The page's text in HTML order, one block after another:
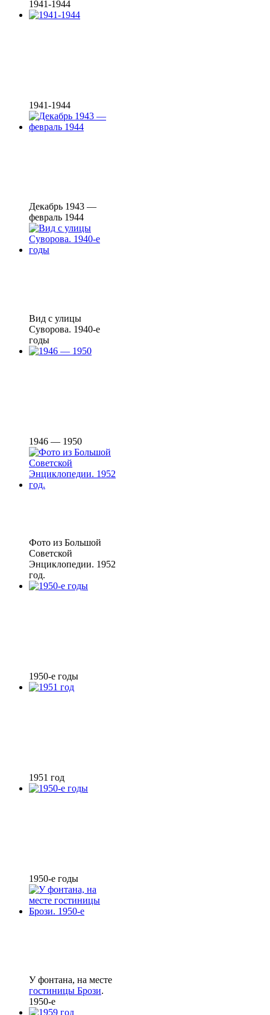
1941-1944
1941-1944
Декабрь 1943 —
февраль 1944
Вид с улицы
Суворова. 1940-е
годы
1946 — 1950
Фото из Большой
Советской
Энциклопедии. 1952
год.
1950-е годы
1951 год
1950-е годы
У фонтана, на месте
гостиницы Брози.
1950-е